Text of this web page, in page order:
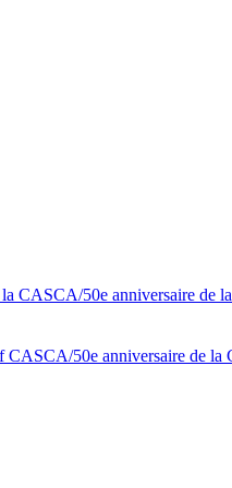
CASCA/50e anniversaire de
CASCA/50e anniversaire de la